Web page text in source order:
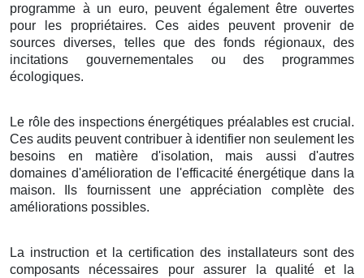
programme à un euro, peuvent également être ouvertes
pour les propriétaires. Ces aides peuvent provenir de
sources diverses, telles que des fonds régionaux, des
incitations gouvernementales ou des programmes
écologiques.
Le rôle des inspections énergétiques préalables est crucial.
Ces audits peuvent contribuer à identifier non seulement les
besoins en matière d'isolation, mais aussi d'autres
domaines d'amélioration de l'efficacité énergétique dans la
maison. Ils fournissent une appréciation complète des
améliorations possibles.
La instruction et la certification des installateurs sont des
composants nécessaires pour assurer la qualité et la